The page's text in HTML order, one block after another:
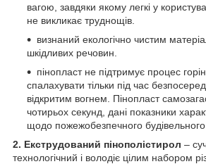
вагою, завдяки якому легкі у
не викликає труднощів.
визнаний екологічно чистим
шкідливих речовин.
пінопласт не підтримує процес
спалахувати тільки під час
відкритим вогнем. Пінопласт
чотирьох секунд, дані показники
щодо пожежобезпечного будівельного
2. Екструдований пінополістирол –
технологічний і володіє цілим набором